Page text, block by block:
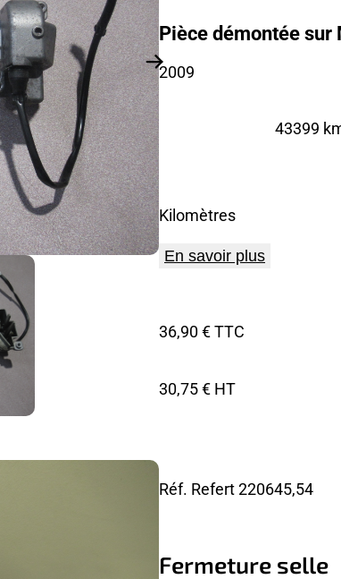
Pièce démontée
2009
Kilomètres
43399
En savoir plus
36,90 € TTC
30,75 € HT
Réf. Refert220645,54
Fermeture selle